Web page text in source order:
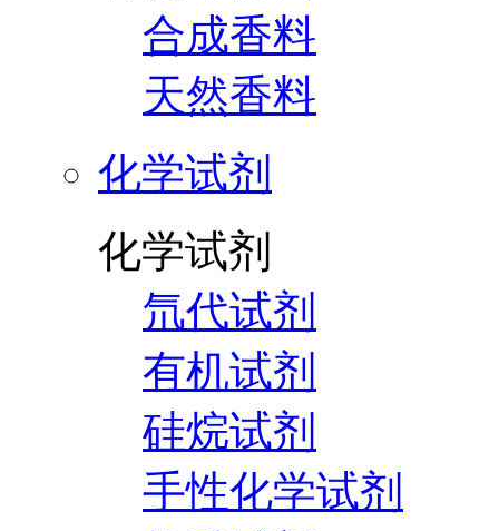
合成香料
天然香料
化学试剂
化学试剂
氘代试剂
有机试剂
硅烷试剂
手性化学试剂